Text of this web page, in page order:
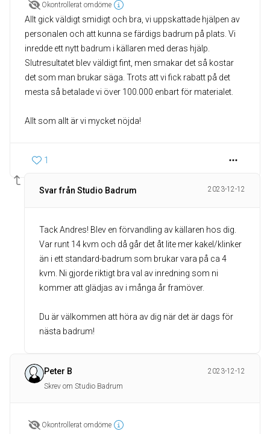
Okontrollerat omdöme
Allt gick väldigt smidigt och bra, vi uppskattade hjälpen av
personalen och att kunna se färdigs badrum på plats. Vi
inredde ett nytt badrum i källaren med deras hjälp.
Slutresultatet blev väldigt fint, men smakar det så kostar
det som man brukar säga. Trots att vi fick rabatt på det
mesta så betalade vi över 100.000 enbart för materialet.
Allt som allt är vi mycket nöjda!
1
Svar från Studio Badrum 2023-12-12
Tack Andres! Blev en förvandling av källaren hos dig.
Var runt 14 kvm och då går det åt lite mer kakel/klinker
än i ett standard-badrum som brukar vara på ca 4
kvm. Ni gjorde riktigt bra val av inredning som ni
kommer att glädjas av i många år framöver.
Du är välkommen att höra av dig när det är dags för
nästa badrum!
Peter B
2023-12-12
Skrev om Studio Badrum
Okontrollerat omdöme